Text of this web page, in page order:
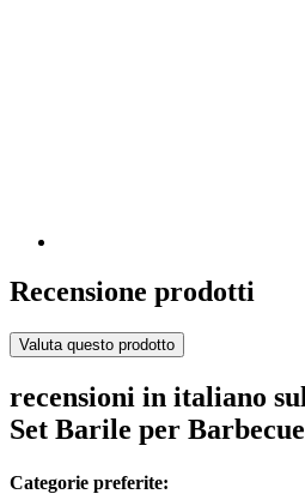
Recensione prodotti
Valuta questo prodotto
recensioni in italiano
Set Barile per
Categorie preferite: